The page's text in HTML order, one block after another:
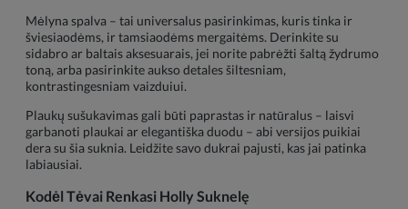
Mėlyna spalva – tai universalus pasirinkimas, kuris tinka ir
šviesiaodėms, ir tamsiaodėms mergaitėms. Derinkite su
sidabro ar baltais aksesuarais, jei norite pabrėžti šaltą žydrumo
toną, arba pasirinkite aukso detales šiltesniam,
kontrastingesniam vaizduiui.
Plaukų sušukavimas gali būti paprastas ir natūralus – laisvi
garbanoti plaukai ar elegantiška duodu – abi versijos puikiai
dera su šia suknia. Leidžite savo dukrai pajusti, kas jai patinka
labiausiai.
Kodėl Tėvai Renkasi Holly Suknelę